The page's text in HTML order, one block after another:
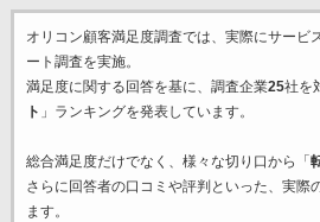
オリコン顧客満足度調査では、実際にサービ
ート調査を実施。
満足度に関する回答を基に、調査企業25社を
ト 」ランキングを発表しています。
総合満足度だけでなく、様々な切り口から「
さらに回答者の口コミや評判といった、実際
ます。